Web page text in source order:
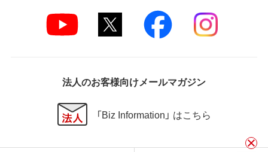
法人のお客様向けメールマガジン
「Biz Information」 はこちら